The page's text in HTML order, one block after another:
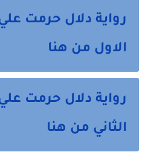
رواية دلال حرمت
الاول من هنا
رواية دلال حرمت
الثاني من هنا